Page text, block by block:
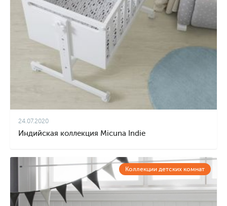
24.07.2020
Индийская коллекция Micuna Indie
Коллекции детских комнат